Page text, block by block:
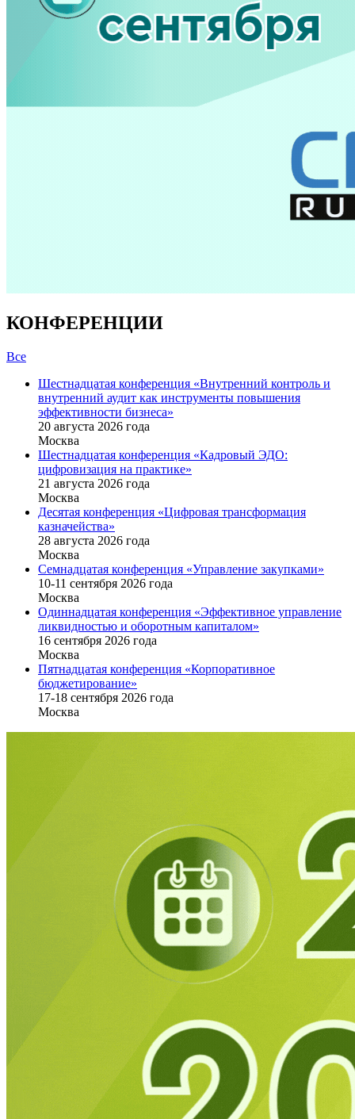
КОНФЕРЕНЦИИ
Все
Шестнадцатая конференция «Внутренний контроль и
внутренний аудит как инструменты повышения
эффективности бизнеса»
20 августа 2026 года
Москва
Шестнадцатая конференция «Кадровый ЭДО:
цифровизация на практике»
21 августа 2026 года
Москва
Десятая конференция «Цифровая трансформация
казначейства»
28 августа 2026 года
Москва
Семнадцатая конференция «Управление закупками»
10-11 сентября 2026 года
Москва
Одиннадцатая конференция «Эффективное управление
ликвидностью и оборотным капиталом»
16 cентября 2026 года
Москва
Пятнадцатая конференция «Корпоративное
бюджетирование»
17-18 сентября 2026 года
Москва